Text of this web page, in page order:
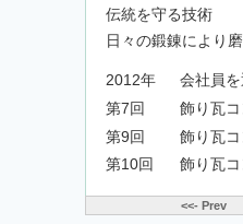
伝統を守る技術
日々の鍛錬により
2012年
会社員
第7回
飾り瓦
第9回
飾り瓦
第10回
飾り瓦
<<- Prev